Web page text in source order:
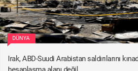
DÜNYA
Irak, ABD-Suudi Arabistan saldırılarını